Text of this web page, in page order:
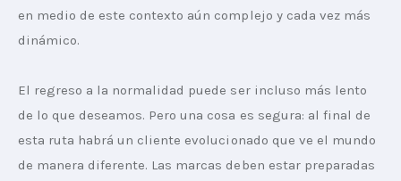
en medio de este contexto aún complejo y cada vez más
dinámico.
El regreso a la normalidad puede ser incluso más lento
de lo que deseamos. Pero una cosa es segura: al final de
esta ruta habrá un cliente evolucionado que ve el mundo
de manera diferente. Las marcas deben estar preparadas